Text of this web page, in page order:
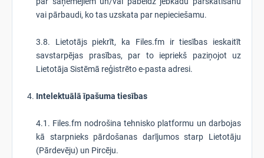
vai pārbaudi, ko tas uzskata par nepieciešamu.
3.8. Lietotājs piekrīt, ka Files.fm ir tiesības ieskaitīt
savstarpējas prasības, par to iepriekš paziņojot uz
Lietotāja Sistēmā reģistrēto e-pasta adresi.
Intelektuālā īpašuma tiesības
4.1. Files.fm nodrošina tehnisko platformu un darbojas
kā starpnieks pārdošanas darījumos starp Lietotāju
(Pārdevēju) un Pircēju.